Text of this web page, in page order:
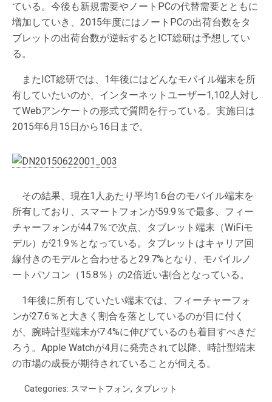
ている。今後も新規需要やノートPCの代替需要とともに
増加していき、2015年度にはノートPCの出荷台数をタ
ブレットの出荷台数が逆転するとICT総研は予想してい
る。
またICT総研では、1年後にはどんなモバイル端末を所
有していたいのか、インターネットユーザー1,102人対し
てWebアンケートの形式で質問を行っている。実施日は
2015年6月15日から16日まで。
その結果、現在1人あたり平均1.6台のモバイル端末を
所有しており、スマートフォンが59.9％で最多、フィー
チャーフォンが44.7％で次点、タブレット端末（WiFiモ
デル）が21.9％となっている。タブレットはキャリア回
線付きのモデルと合わせると29.7%となり、モバイルノ
ートパソコン（15.8％）の2倍近い割合となっている。
1年後に所有していたい端末では、フィーチャーフォ
ンが27.6％と大きく割合を落としているのが目に付く
が、腕時計型端末が7.4%に伸びているのも着目すべきだ
ろう。Apple Watchが4月に発売されて以降、時計型端末
の市場の成長が期待されていることが伺える。
Categories: スマートフォン, タブレット